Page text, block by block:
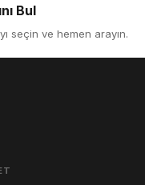
Bul
seçin ve hemen arayın.